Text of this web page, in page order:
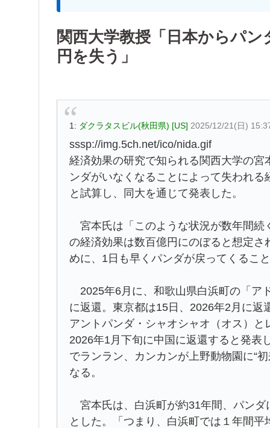
関西大学教授「日本からパ
円を失う」
1: ダクラタスビル(秋田県) [US] 2025/12/21(日)
sssp://img.5ch.net/ico/nida.gif
経済効果の研究で知られる関西大学の
ンダがいなくなることによって失われ
と試算し、同大を通じて発表した。
宮本氏は「このような状況が数年間続
の経済効果は数百億円にのぼると想定
めに、1日も早くパンダが戻ってくるこ
2025年6月に、和歌山県白浜町の「ア
に返還。東京都は15日、2026年2月に
アントパンダ・シャオシャオ（オス）と
2026年1月下旬に中国に返還すると発表
でランラン、カンカンが上野動物園に“
なる。
宮本氏は、白浜町が約31年間、パンダ
とした。「つまり、白浜町では１年間